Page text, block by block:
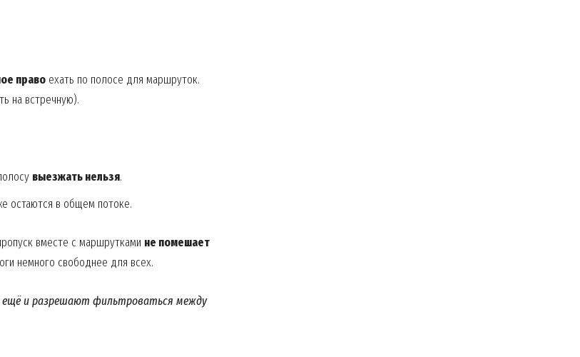
право ехать по полосе для маршруток.
на встречную).
выезжать нельзя.
остаются в общем потоке.
вместе с маршрутками не помешает
немного свободнее для всех.
ещё и разрешают фильтроваться между